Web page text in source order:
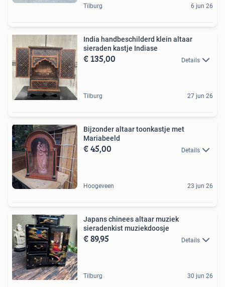
Tilburg 6 jun 26
India handbeschilderd klein altaar
sieraden kastje Indiase
€ 135,00 Details
Tilburg 27 jun 26
Bijzonder altaar toonkastje met
Mariabeeld
€ 45,00 Details
Hoogeveen 23 jun 26
Japans chinees altaar muziek
sieradenkist muziekdoosje
€ 89,95 Details
Tilburg 30 jun 26